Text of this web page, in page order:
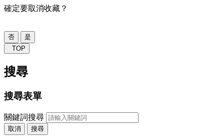
確定要取消收藏？
否
是
TOP
搜尋
搜尋表單
關鍵詞搜尋
取消 搜尋